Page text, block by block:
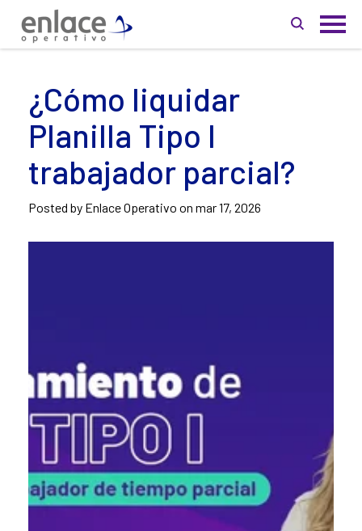
¿Cómo liquidar
Planilla Tipo I
trabajador parcial?
Posted by Enlace Operativo on mar 17, 2026